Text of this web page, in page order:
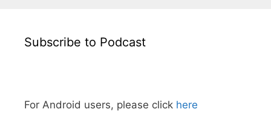
Subscribe to Podcast
For Android users, please click here